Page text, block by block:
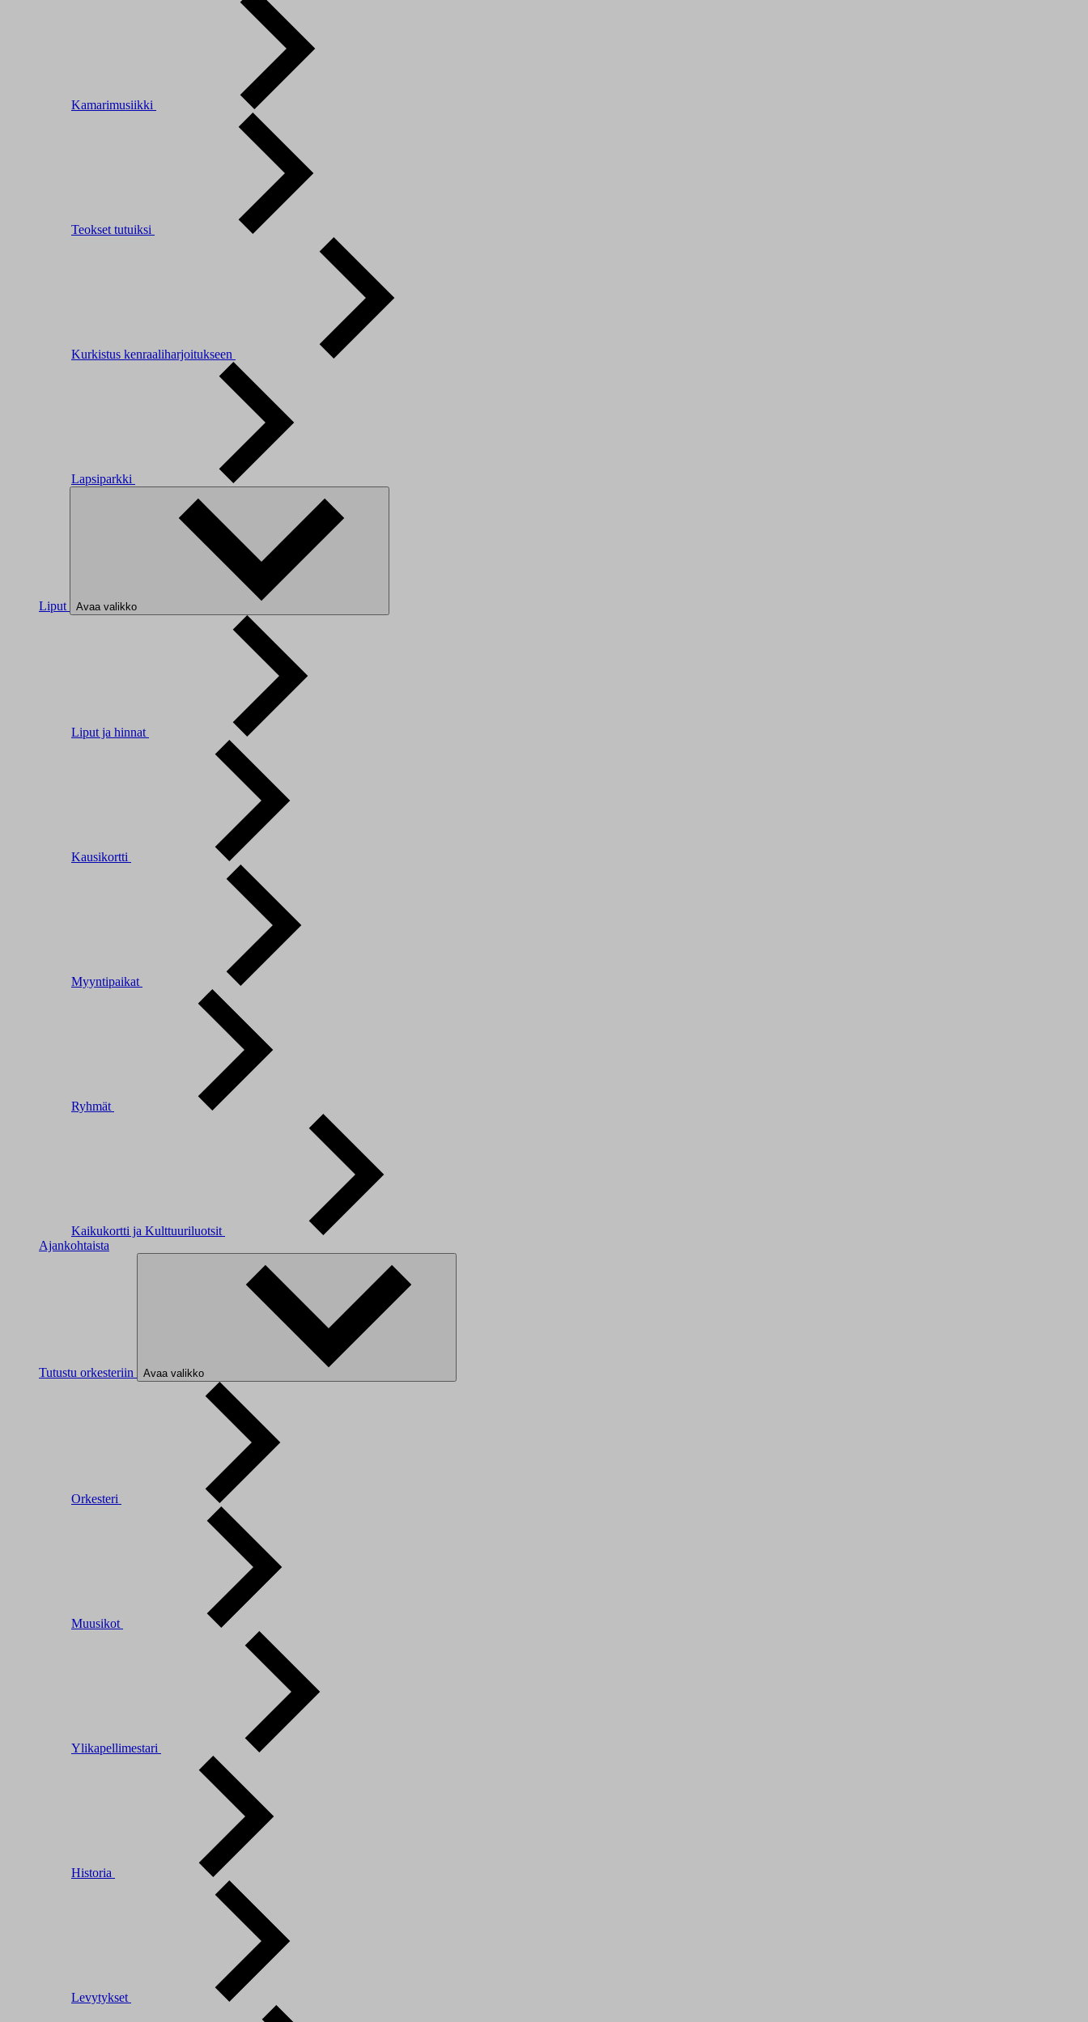
Kamarimusiikki
Teokset tutuiksi
Kurkistus kenraaliharjoitukseen
Lapsiparkki
Liput Avaa valikko
Liput ja hinnat
Kausikortti
Myyntipaikat
Ryhmät
Kaikukortti ja Kulttuuriluotsit
Ajankohtaista
Tutustu orkesteriin Avaa valikko
Orkesteri
Muusikot
Ylikapellimestari
Historia
Levytykset